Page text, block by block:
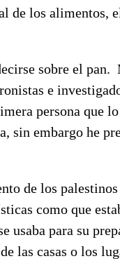
de los alimentos,
sobre el pan.
e
persona que
sin embargo he
de los
como que
usaba para su
las casas o los